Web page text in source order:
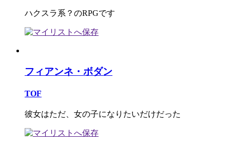
ハクスラ系？のRPGです
フィアンネ・ボダン
TOF
彼女はただ、女の子になりたいだけだった